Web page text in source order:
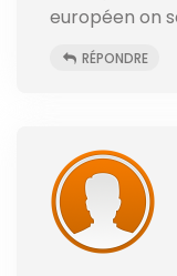
européen on
RÉPONDRE